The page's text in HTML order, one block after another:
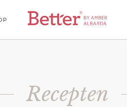
Recepten